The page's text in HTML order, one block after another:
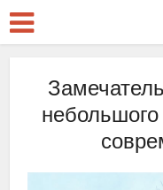
небольшого